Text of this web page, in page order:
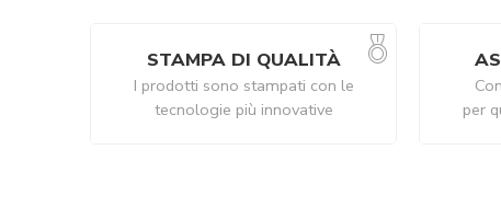
STAMPA DI QUALITÀ
I prodotti sono stampati con le
tecnologie più innovative
per